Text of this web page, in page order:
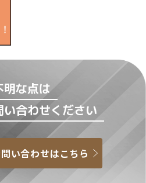
明な点は
合わせください
い合わせはこちら